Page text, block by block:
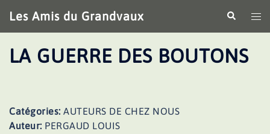
au
contenu
Les Amis du Grandvaux
le
LA GUERRE DES BOUTONS
Catégories: AUTEURS DE CHEZ NOUS
Auteur: PERGAUD LOUIS